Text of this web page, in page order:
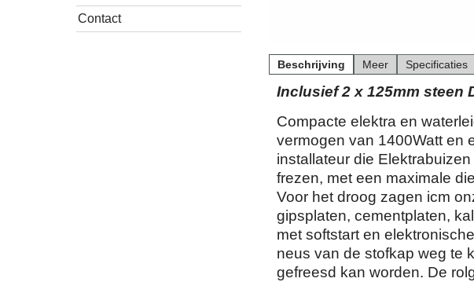
Contact
Beschrijving Meer Specificaties
Inclusief 2 x 125mm steen
Compacte elektra en
vermogen van 1400Watt en
installateur die
frezen, met een maximale
Voor het droog zagen icm
gipsplaten, cementplaten,
met softstart en
neus van de stofkap weg te
gefreesd kan worden. De